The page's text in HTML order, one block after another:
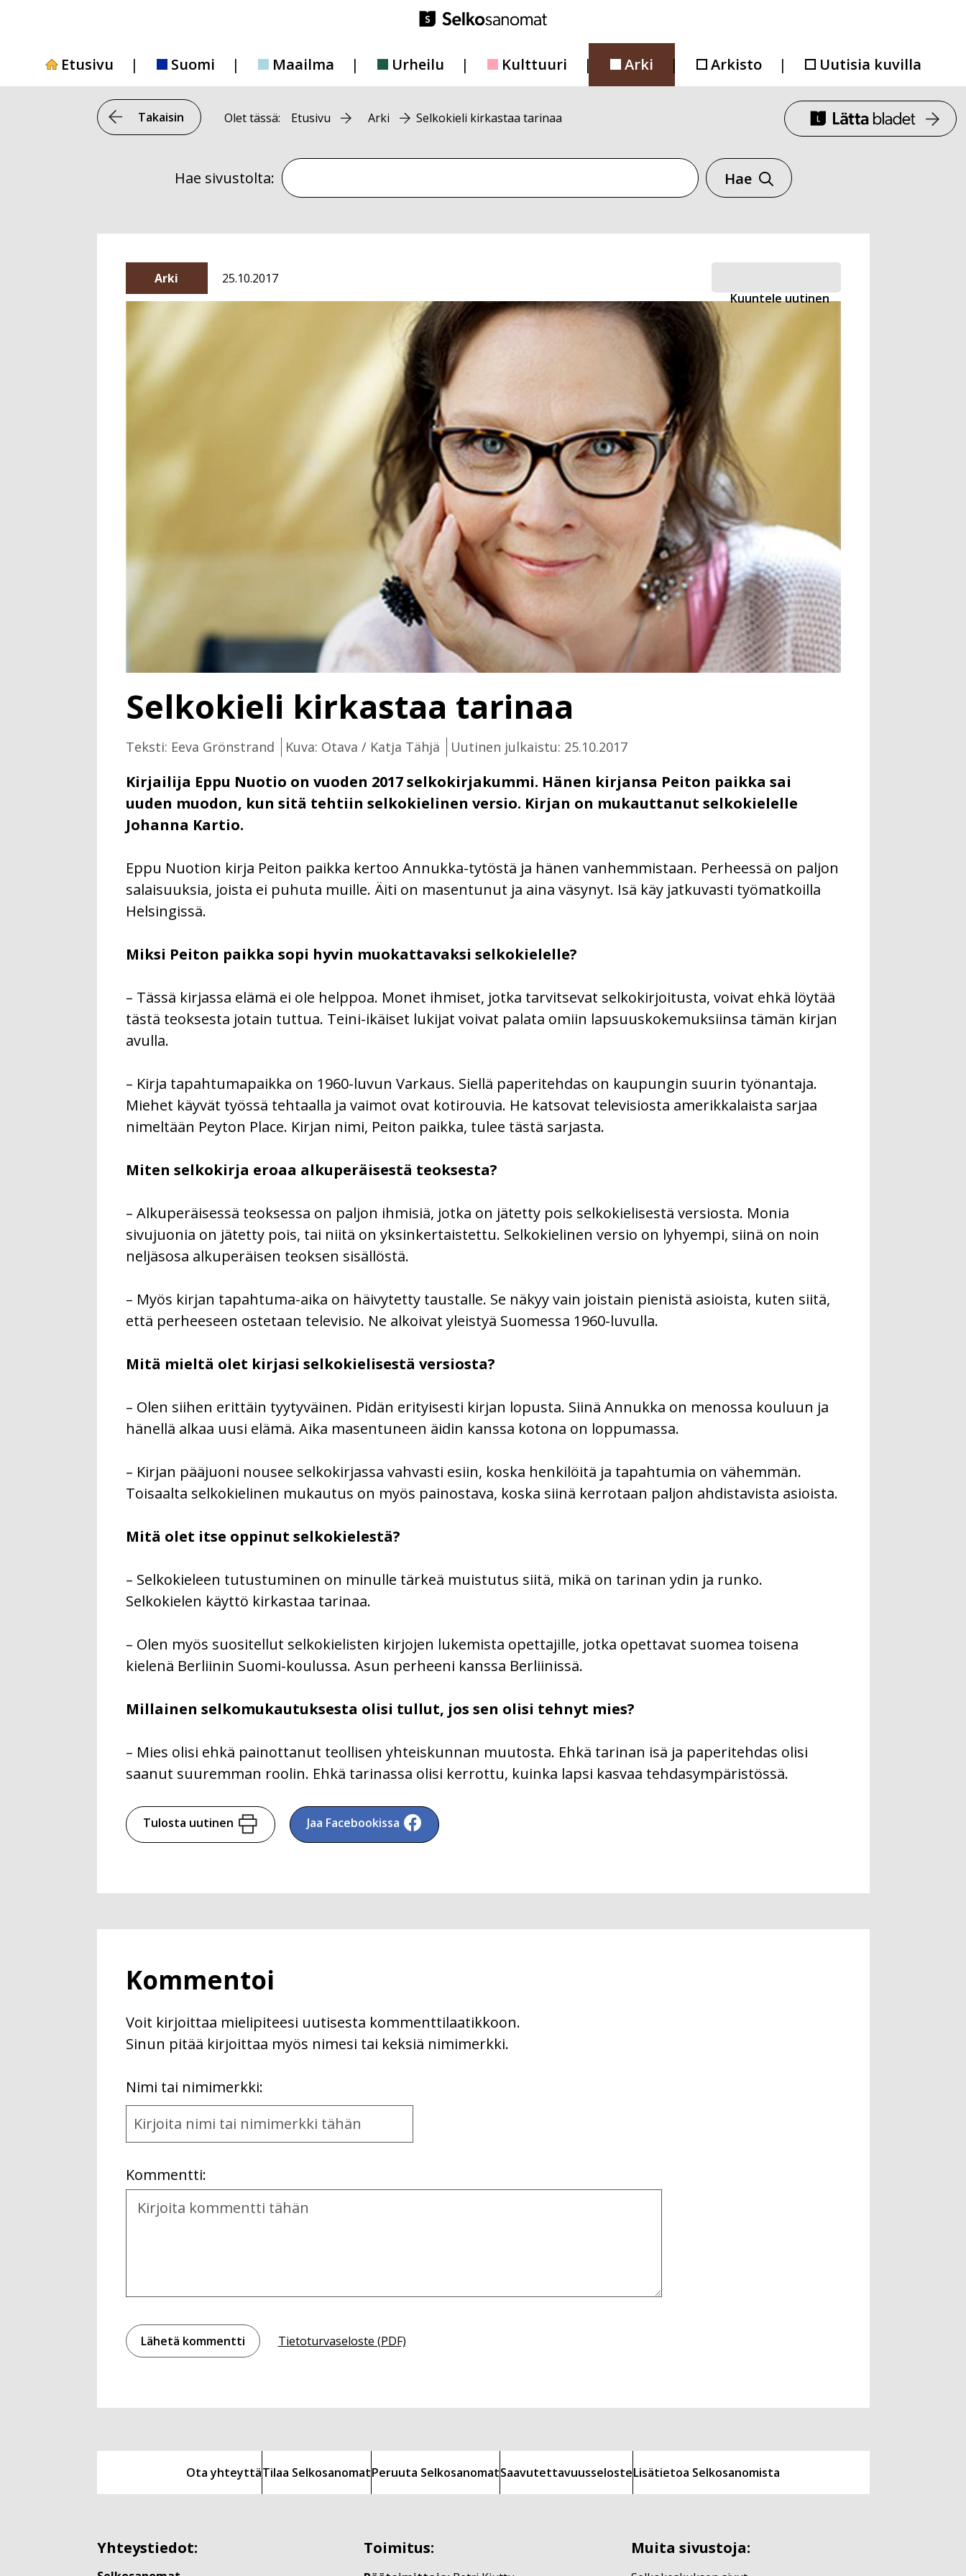
Etusivu
Suomi Maailma Urheilu Kulttuuri Arki Arkisto Uutisia kuvilla
Takaisin Olet tässä: Etusivu Arki Selkokieli kirkastaa tarinaa
Hae sivustolta: Hae sivustolta
Hae
Kuuntele uutinen
Arki 25.10.2017
Selkokieli kirkastaa tarinaa
Teksti: Eeva Grönstrand Kuva: Otava / Katja Tähjä Uutinen julkaistu: 25.10.2017
Kirjailija Eppu Nuotio on vuoden 2017 selkokirjakummi. Hänen kirjansa Peiton paikka sai
uuden muodon, kun sitä tehtiin selkokielinen versio. Kirjan on mukauttanut selkokielelle
Johanna Kartio.
Eppu Nuotion kirja Peiton paikka kertoo Annukka-tytöstä ja hänen vanhemmistaan. Perheessä on paljon
salaisuuksia, joista ei puhuta muille. Äiti on masentunut ja aina väsynyt. Isä käy jatkuvasti työmatkoilla
Helsingissä.
Miksi Peiton paikka sopi hyvin muokattavaksi selkokielelle?
– Tässä kirjassa elämä ei ole helppoa. Monet ihmiset, jotka tarvitsevat selkokirjoitusta, voivat ehkä löytää
tästä teoksesta jotain tuttua. Teini-ikäiset lukijat voivat palata omiin lapsuuskokemuksiinsa tämän kirjan
avulla.
– Kirja tapahtumapaikka on 1960-luvun Varkaus. Siellä paperitehdas on kaupungin suurin työnantaja.
Miehet käyvät työssä tehtaalla ja vaimot ovat kotirouvia. He katsovat televisiosta amerikkalaista sarjaa
nimeltään Peyton Place. Kirjan nimi, Peiton paikka, tulee tästä sarjasta.
Miten selkokirja eroaa alkuperäisestä teoksesta?
– Alkuperäisessä teoksessa on paljon ihmisiä, jotka on jätetty pois selkokielisestä versiosta. Monia
sivujuonia on jätetty pois, tai niitä on yksinkertaistettu. Selkokielinen versio on lyhyempi, siinä on noin
neljäsosa alkuperäisen teoksen sisällöstä.
– Myös kirjan tapahtuma-aika on häivytetty taustalle. Se näkyy vain joistain pienistä asioista, kuten siitä,
että perheeseen ostetaan televisio. Ne alkoivat yleistyä Suomessa 1960-luvulla.
Mitä mieltä olet kirjasi selkokielisestä versiosta?
– Olen siihen erittäin tyytyväinen. Pidän erityisesti kirjan lopusta. Siinä Annukka on menossa kouluun ja
hänellä alkaa uusi elämä. Aika masentuneen äidin kanssa kotona on loppumassa.
– Kirjan pääjuoni nousee selkokirjassa vahvasti esiin, koska henkilöitä ja tapahtumia on vähemmän.
Toisaalta selkokielinen mukautus on myös painostava, koska siinä kerrotaan paljon ahdistavista asioista.
Mitä olet itse oppinut selkokielestä?
– Selkokieleen tutustuminen on minulle tärkeä muistutus siitä, mikä on tarinan ydin ja runko.
Selkokielen käyttö kirkastaa tarinaa.
– Olen myös suositellut selkokielisten kirjojen lukemista opettajille, jotka opettavat suomea toisena
kielenä Berliinin Suomi-koulussa. Asun perheeni kanssa Berliinissä.
Millainen selkomukautuksesta olisi tullut, jos sen olisi tehnyt mies?
– Mies olisi ehkä painottanut teollisen yhteiskunnan muutosta. Ehkä tarinan isä ja paperitehdas olisi
saanut suuremman roolin. Ehkä tarinassa olisi kerrottu, kuinka lapsi kasvaa tehdasympäristössä.
Tulosta uutinen Jaa Facebookissa
Kommentoi
Voit kirjoittaa mielipiteesi uutisesta kommenttilaatikkoon.
Sinun pitää kirjoittaa myös nimesi tai keksiä nimimerkki.
Nimi tai nimimerkki:First
Name
and
Kommentti:
Kommentti
Tietoturvaseloste (PDF)
Ota yhteyttäTilaa SelkosanomatPeruuta SelkosanomatSaavutettavuusselosteLisätietoa Selkosanomista
Yhteystiedot: Toimitus: Muita sivustoja: